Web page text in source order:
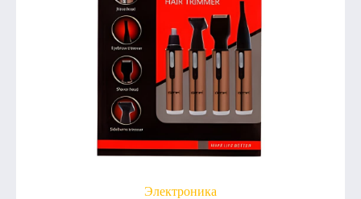
Электроника